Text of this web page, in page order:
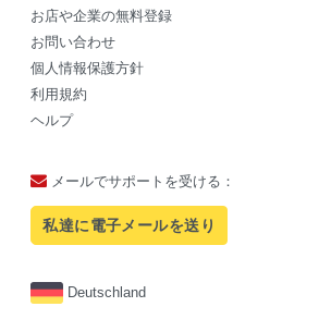
お店や企業の無料登録
お問い合わせ
個人情報保護方針
利用規約
ヘルプ
メールでサポートを受ける：
私達に電子メールを送り
Deutschland